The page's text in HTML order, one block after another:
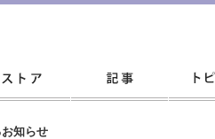
知らせ